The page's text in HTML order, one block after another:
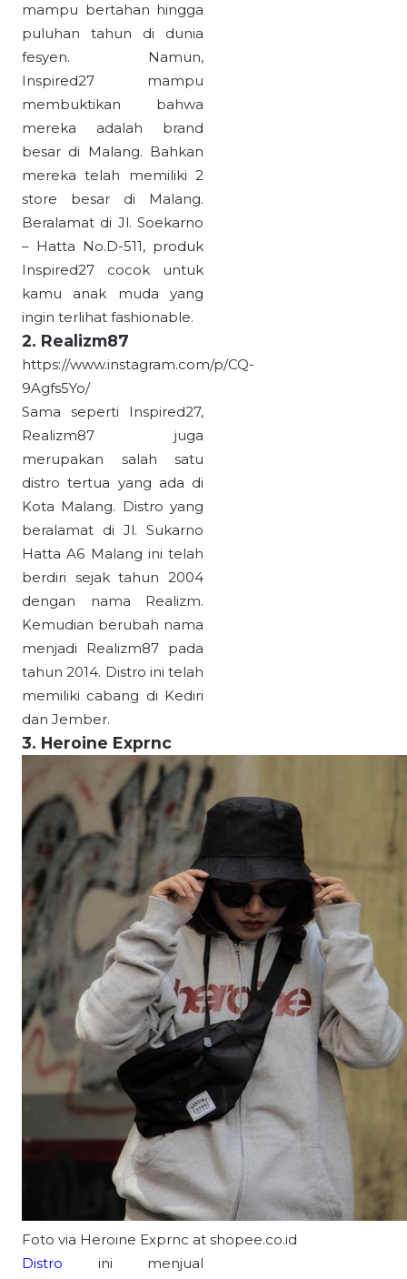
mampu bertahan hingga
puluhan tahun di dunia
fesyen. Namun,
Inspired27 mampu
membuktikan bahwa
mereka adalah brand
besar di Malang. Bahkan
mereka telah memiliki 2
store besar di Malang.
Beralamat di Jl. Soekarno
– Hatta No.D-511, produk
Inspired27 cocok untuk
kamu anak muda yang
ingin terlihat fashionable.
2. Realizm87
https://www.instagram.com/p/CQ-
9Agfs5Yo/
Sama seperti Inspired27,
Realizm87 juga
merupakan salah satu
distro tertua yang ada di
Kota Malang. Distro yang
beralamat di Jl. Sukarno
Hatta A6 Malang ini telah
berdiri sejak tahun 2004
dengan nama Realizm.
Kemudian berubah nama
menjadi Realizm87 pada
tahun 2014. Distro ini telah
memiliki cabang di Kediri
dan Jember.
3. Heroine Exprnc
Foto via Heroine Exprnc at shopee.co.id
Distro ini menjual